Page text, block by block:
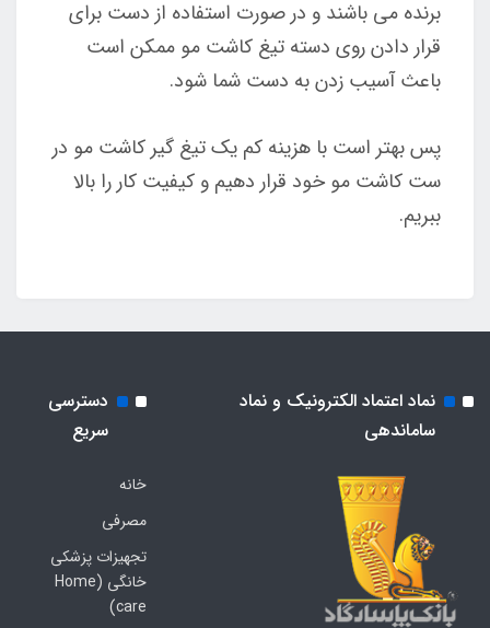
برنده می باشند و در صورت استفاده از دست برای
قرار دادن روی دسته تیغ کاشت مو ممکن است
باعث آسیب زدن به دست شما شود.
پس بهتر است با هزینه کم یک تیغ گیر کاشت مو در
ست کاشت مو خود قرار دهیم و کیفیت کار را بالا
ببریم.
نماد اعتماد الکترونیک و نماد
ساماندهی
دسترسی
سریع
خانه
مصرفی
تجهیزات پزشکی
خانگی (Home
care)